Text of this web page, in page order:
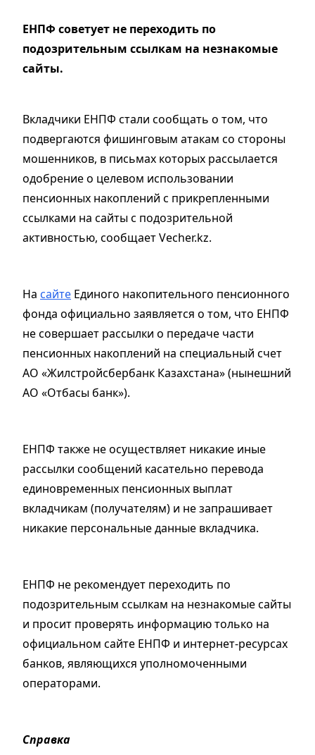
ЕНПФ советует не переходить по
подозрительным ссылкам на незнакомые
сайты.
Вкладчики ЕНПФ стали сообщать о том, что
подвергаются фишинговым атакам со стороны
мошенников, в письмах которых рассылается
одобрение о целевом использовании
пенсионных накоплений с прикрепленными
ссылками на сайты с подозрительной
активностью, сообщает Vecher.kz.
На сайте Единого накопительного пенсионного
фонда официально заявляется о том, что ЕНПФ
не совершает рассылки о передаче части
пенсионных накоплений на специальный счет
АО «Жилстройсбербанк Казахстана» (нынешний
АО «Отбасы банк»).
ЕНПФ также не осуществляет никакие иные
рассылки сообщений касательно перевода
единовременных пенсионных выплат
вкладчикам (получателям) и не запрашивает
никакие персональные данные вкладчика.
ЕНПФ не рекомендует переходить по
подозрительным ссылкам на незнакомые сайты
и просит проверять информацию только на
официальном сайте ЕНПФ и интернет-ресурсах
банков, являющихся уполномоченными
операторами.
Справка